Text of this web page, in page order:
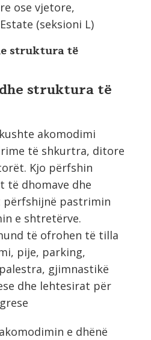
ose vjetore,
(seksioni L)
struktura të
struktura të
akomodimi
të shkurtra, ditore
Kjo përfshin
dhomave dhe
përfshijnë pastrimin
e shtretërve.
të ofrohen të tilla
pije, parking,
gjimnastikë
dhe lehtesirat për
e dhënë